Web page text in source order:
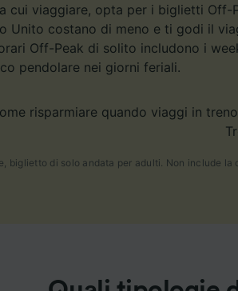
cui viaggiare, opta per i biglietti Off-
Unito costano di meno e ti godi il
Off-Peak di solito includono i
pendolare nei giorni feriali.
risparmiare quando viaggi in
biglietto di solo andata per adulti. Non include